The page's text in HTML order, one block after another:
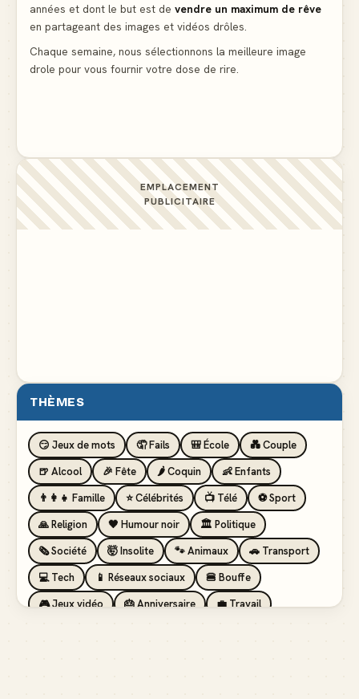
La voisine en bikini pour que le mari tonde la
pelouse
années et dont le but est de vendre un maximum de rêve
en partageant des images et vidéos drôles.
Chaque semaine, nous sélectionnons la meilleure image
drole pour vous fournir votre dose de rire.
EMPLACEMENT
PUBLICITAIRE
THÈMES
😏 Jeux de mots 🤦 Fails 🎒 École
💑 Couple
🍺 Alcool
🎉 Fête 🌶️ Coquin
👶 Enfants
👨‍👩‍👧 Famille
⭐ Célébrités 📺 Télé
⚽ Sport
🙏 Religion
🖤 Humour noir
🏛️ Politique
🗞️ Société
🤯 Insolite 🐾 Animaux
🚗 Transport
💻 Tech
📱 Réseaux sociaux
🍔 Bouffe
🎮 Jeux vidéo
🎂 Anniversaire
💼 Travail